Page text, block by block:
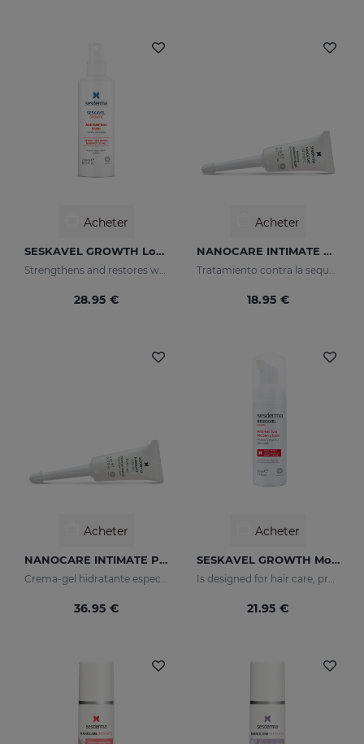
Acheter
SESKAVEL GROWTH Lotion Capillaire Anti-Chute
28.95 €
Acheter
NANOCARE INTIMATE Hidratante Intimo
18.95 €
Acheter
NANOCARE INTIMATE PERFECT CARE8*5ML
36.95 €
Acheter
SESKAVEL GROWTH Mousse À La Mûre
21.95 €